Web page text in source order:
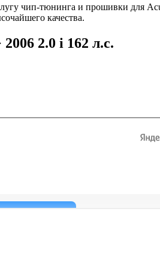
чип-тюнинга и прошивки для
качества.
2.0 i 162 л.с.